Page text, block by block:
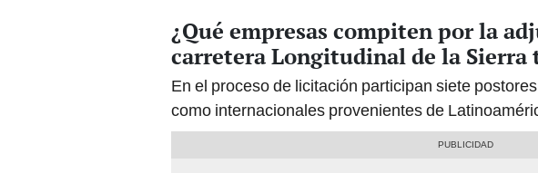
¿Qué empresas compiten por la
carretera Longitudinal de la Sierra
En el proceso de licitación participan siete
como internacionales provenientes de